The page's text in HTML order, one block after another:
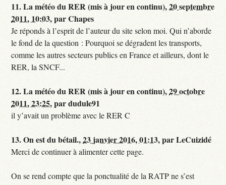
11.La météo du RER (mis à jour en continu),20 septembre
2011, 10:03,parChapes
Je réponds à l’esprit de l’auteur du site selon moi. Qui n’aborde
le fond de la question : Pourquoi se dégradent les transports,
comme les autres secteurs publics en France et ailleurs, dont le
RER, la SNCF...
12.La météo du RER (mis à jour en continu),29 octobre
2011, 23:25,pardudule91
il y’avait un problème avec le RER C
13.On est du bétail.,23 janvier 2016, 01:13,parLeCuizidé
Merci de continuer à alimenter cette page.
On se rend compte que la ponctualité de la RATP ne s’est